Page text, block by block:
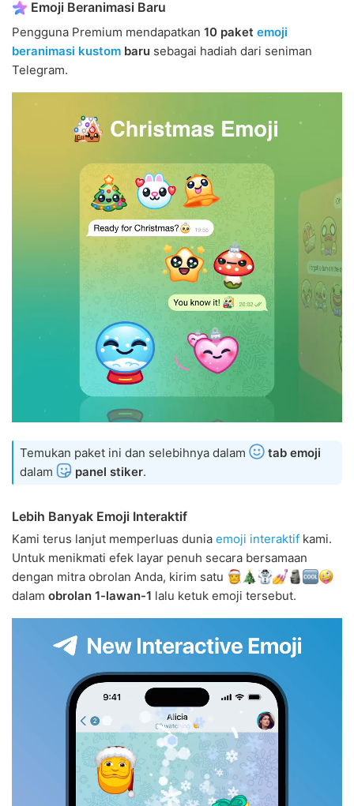
Emoji Beranimasi Baru
Pengguna Premium mendapatkan 10 paket emoji
beranimasi kustom baru sebagai hadiah dari seniman
Telegram.
Temukan paket ini dan selebihnya dalam
tab emoji
dalam
panel stiker.
Lebih Banyak Emoji Interaktif
Kami terus lanjut memperluas dunia emoji interaktif kami.
Untuk menikmati efek layar penuh secara bersamaan
dengan mitra obrolan Anda, kirim satu
dalam obrolan 1-lawan-1 lalu ketuk emoji tersebut.